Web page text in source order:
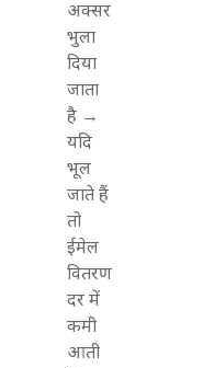
अक्सर
भुला
दिया
जाता
है →
यदि
भूल
जाते हैं
तो
ईमेल
वितरण
दर में
कमी
आती